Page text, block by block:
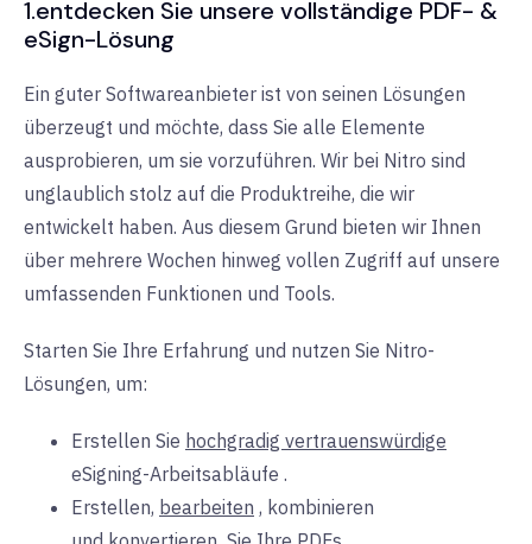
1.entdecken Sie unsere vollständige PDF- &
eSign-Lösung
Ein guter Softwareanbieter ist von seinen Lösungen
überzeugt und möchte, dass Sie alle Elemente
ausprobieren, um sie vorzuführen. Wir bei Nitro sind
unglaublich stolz auf die Produktreihe, die wir
entwickelt haben. Aus diesem Grund bieten wir Ihnen
über mehrere Wochen hinweg vollen Zugriff auf unsere
umfassenden Funktionen und Tools.
Starten Sie Ihre Erfahrung und nutzen Sie Nitro-
Lösungen, um:
Erstellen Sie hochgradig vertrauenswürdige
eSigning-Arbeitsabläufe .
Erstellen, bearbeiten , kombinieren